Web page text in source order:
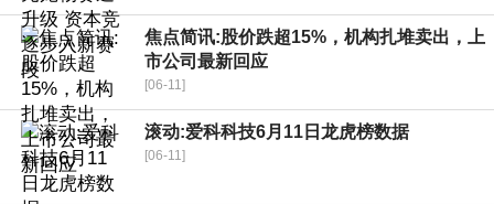
焦点简讯:股价跌超15%，机构扎堆卖出，上
市公司最新回应
[06-11]
滚动:爱科科技6月11日龙虎榜数据
[06-11]